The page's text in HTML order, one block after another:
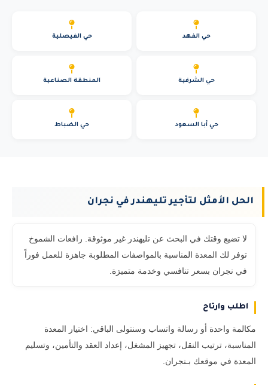
حي الفهد حي الفيصلية
حي الشرفية المنطقة الصناعية
حي أبا السعود حي الضباط
الحل الأمثل لتأجير تليهندر في نجران
لا تضيع وقتك في البحث عن تليهندر غير موثوقة. رافعات الشموخ
توفر لك المعدة المناسبة بالمواصفات المطلوبة جاهزة للعمل فوراً
في نجران بسعر تنافسي وخدمة متميزة.
اطلب وارتاح
مكالمة واحدة أو رسالة واتساب وسنتولى الباقي: اختيار المعدة
المناسبة، ترتيب النقل، تجهيز المشغل، إعداد العقد والتأمين، وتسليم
المعدة في موقعك بـنجران.